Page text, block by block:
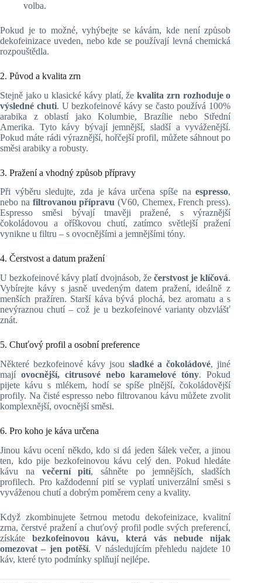
volba.
Pokud je to možné, vyhýbejte se kávám, kde není způsob
dekofeinizace uveden, nebo kde se používají levná chemická
rozpouštědla.
2. Původ a kvalita zrn
Stejně jako u klasické kávy platí, žekvalita zrn rozhoduje o
výsledné chuti. U bezkofeinové kávy se často používá 100%
arabika z oblastí jako Kolumbie, Brazílie nebo Střední
Amerika. Tyto kávy bývají jemnější, sladší a vyváženější.
Pokud máte rádi výraznější, hořčejší profil, můžete sáhnout po
směsi arabiky a robusty.
3. Pražení a vhodný způsob přípravy
Při výběru sledujte, zda je káva určena spíše naespresso,
nebo na filtrovanou přípravu (V60, Chemex, French press).
Espresso směsi bývají tmavěji pražené, s výraznější
čokoládovou a oříškovou chutí, zatímco světlejší pražení
vynikne u filtru – s ovocnějšími a jemnějšími tóny.
4. Čerstvost a datum pražení
U bezkofeinové kávy platí dvojnásob, že čerstvost je klíčová.
Vybírejte kávy s jasně uvedeným datem pražení, ideálně z
menších pražíren. Starší káva bývá plochá, bez aromatu a s
nevýraznou chutí – což je u bezkofeinové varianty obzvlášť
znát.
5. Chuťový profil a osobní preference
Některé bezkofeinové kávy jsou sladké a čokoládové, jiné
mají ovocnější, citrusové nebo karamelové tóny. Pokud
pijete kávu s mlékem, hodí se spíše plnější, čokoládovější
profily. Na čisté espresso nebo filtrovanou kávu můžete zvolit
komplexnější, ovocnější směsi.
6. Pro koho je káva určena
Jinou kávu ocení někdo, kdo si dá jeden šálek večer, a jinou
ten, kdo pije bezkofeinovou kávu celý den. Pokud hledáte
kávu na večerní pití, sáhněte po jemnějších, sladších
profilech. Pro každodenní pití se vyplatí univerzální směsi s
vyváženou chutí a dobrým poměrem ceny a kvality.
Když zkombinujete šetrnou metodu dekofeinizace, kvalitní
zrna, čerstvé pražení a chuťový profil podle svých preferencí,
získátebezkofeinovou kávu, která vás nebude nijak
omezovat – jen potěší. V následujícím přehledu najdete 10
káv, které tyto podmínky splňují nejlépe.